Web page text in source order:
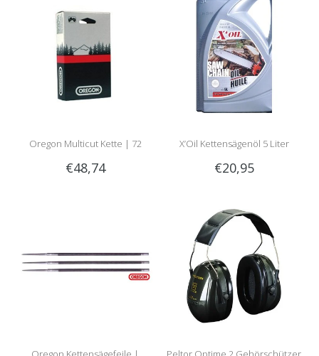
Oregon Multicut Kette | 72
Treibglieder | 1.6mm | 3/8 |
€48,74
X’Oil Kettensägenöl 5 Liter
€20,95